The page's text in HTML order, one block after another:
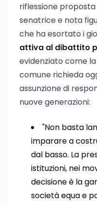
riflessione
senatrice e nota
che ha esortato i
attiva al dibattito
evidenziato come
comune richieda
assunzione di
nuove generazioni:
"Non basta
imparare a
dal basso. La
istituzioni, nei
decisione è la
società equa e